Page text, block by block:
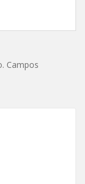
Campos